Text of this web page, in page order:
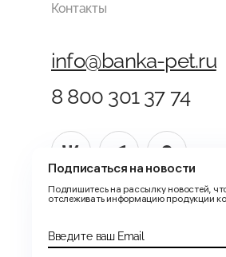
Контакты
info@banka-pet.ru
8 800 301 37 74
© 2002-
Подписаться на новости
Подпишитесь на рассылку новостей,
отслеживать информацию продукции
Введите ваш Email